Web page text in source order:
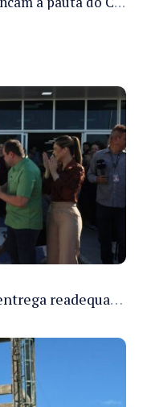
Governador Roberto Cidade entrega readequação do ambulatório da FCecon e amplia capacidade de atendimento oncológico em Manaus